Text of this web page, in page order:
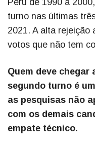
Peru de 1990 a
turno nas últimas
2021. A alta rejeição
votos que não tem
Quem deve chegar
segundo turno é
as pesquisas não
com os demais
empate técnico.